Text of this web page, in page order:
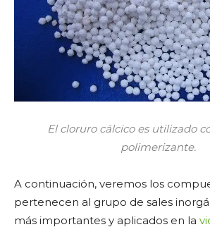
El cloruro cálcico es utilizado
polimerizante.
A continuación, veremos los
pertenecen al grupo de sales
más importantes y aplicados en la